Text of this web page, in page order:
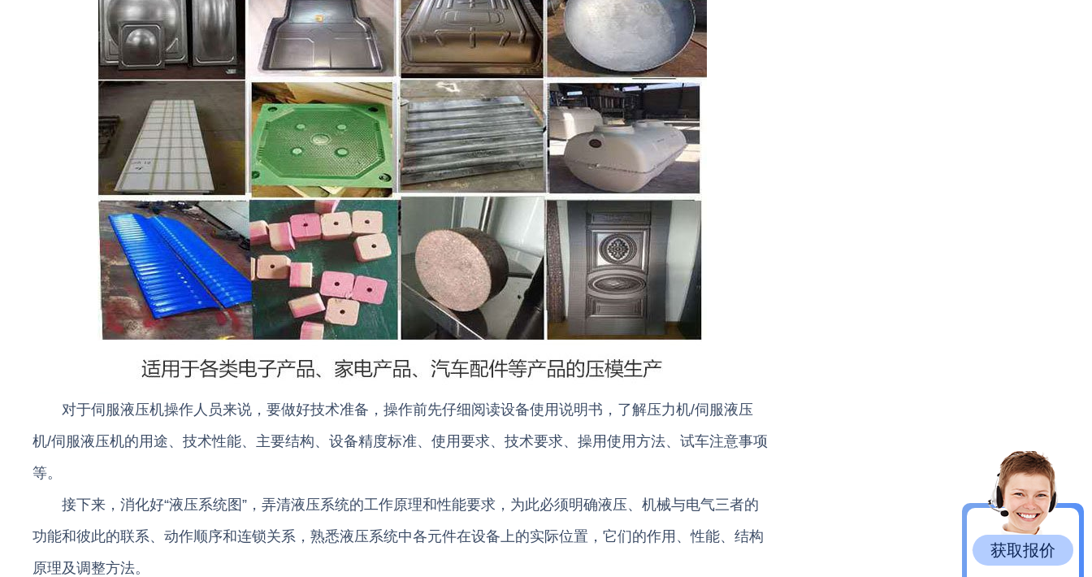
对于伺服液压机操作人员来说，要做好技术准备，操作前先仔细阅读设备使用说明书，了解压力机/伺服液压
机/伺服液压机的用途、技术性能、主要结构、设备精度标准、使用要求、技术要求、操用使用方法、试车注意事项
等。
接下来，消化好“液压系统图”，弄清液压系统的工作原理和性能要求，为此必须明确液压、机械与电气三者的
功能和彼此的联系、动作顺序和连锁关系，熟悉液压系统中各元件在设备上的实际位置，它们的作用、性能、结构
原理及调整方法。
获取报价